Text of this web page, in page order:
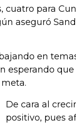
cuatro para
aseguró
en
esperando
De cara al
positivo, pues